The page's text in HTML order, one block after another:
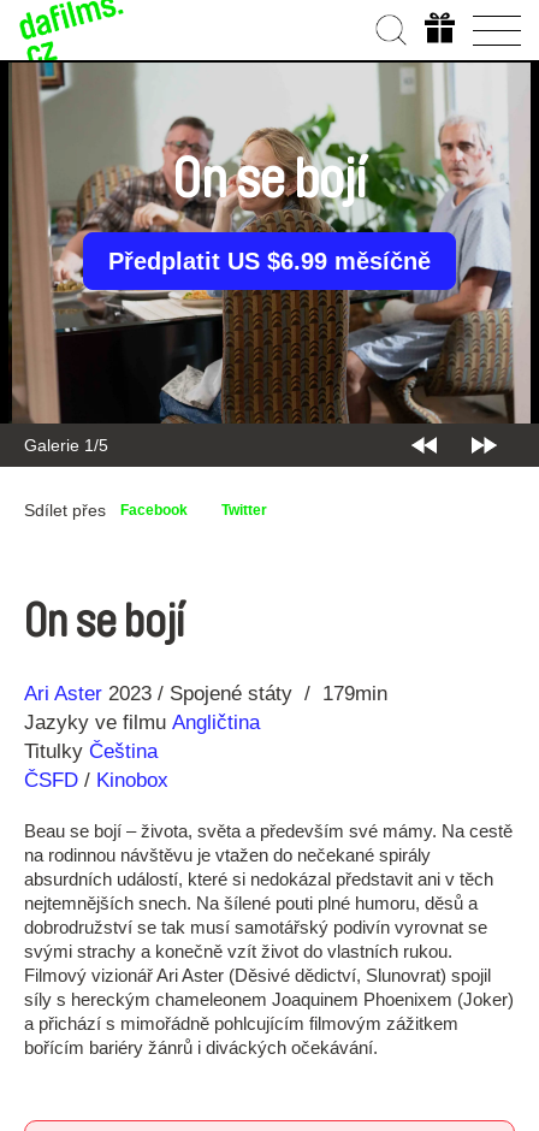
Galerie 2/5
On se bojí
Předplatit US $6.99 měsíčně
Sdílet přes Facebook Twitter
On se bojí
Režie
Ari Aster
Rok 2023 Spojené státy
179min
Jazyky ve filmu Angličtina
Titulky Čeština
ČSFD / Kinobox
Beau se bojí – života, světa a především své mámy. Na cestě
na rodinnou návštěvu je vtažen do nečekané spirály
absurdních událostí, které si nedokázal představit ani v těch
nejtemnějších snech. Na šílené pouti plné humoru, děsů a
dobrodružství se tak musí samotářský podivín vyrovnat se
svými strachy a konečně vzít život do vlastních rukou.
Filmový vizionář Ari Aster (Děsivé dědictví, Slunovrat) spojil
síly s hereckým chameleonem Joaquinem Phoenixem (Joker)
a přichází s mimořádně pohlcujícím filmovým zážitkem
bořícím bariéry žánrů i diváckých očekávání.